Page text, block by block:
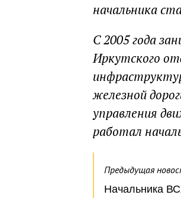
начальника
С 2005 года
Иркутского
железной
управления
работал
Предыдущая
Начальника